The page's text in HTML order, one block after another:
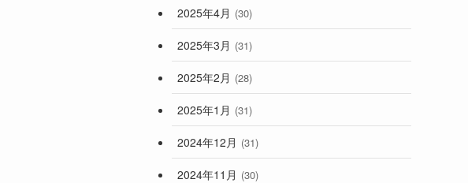
2025年4月 (30)
2025年3月 (31)
2025年2月 (28)
2025年1月 (31)
2024年12月 (31)
2024年11月 (30)